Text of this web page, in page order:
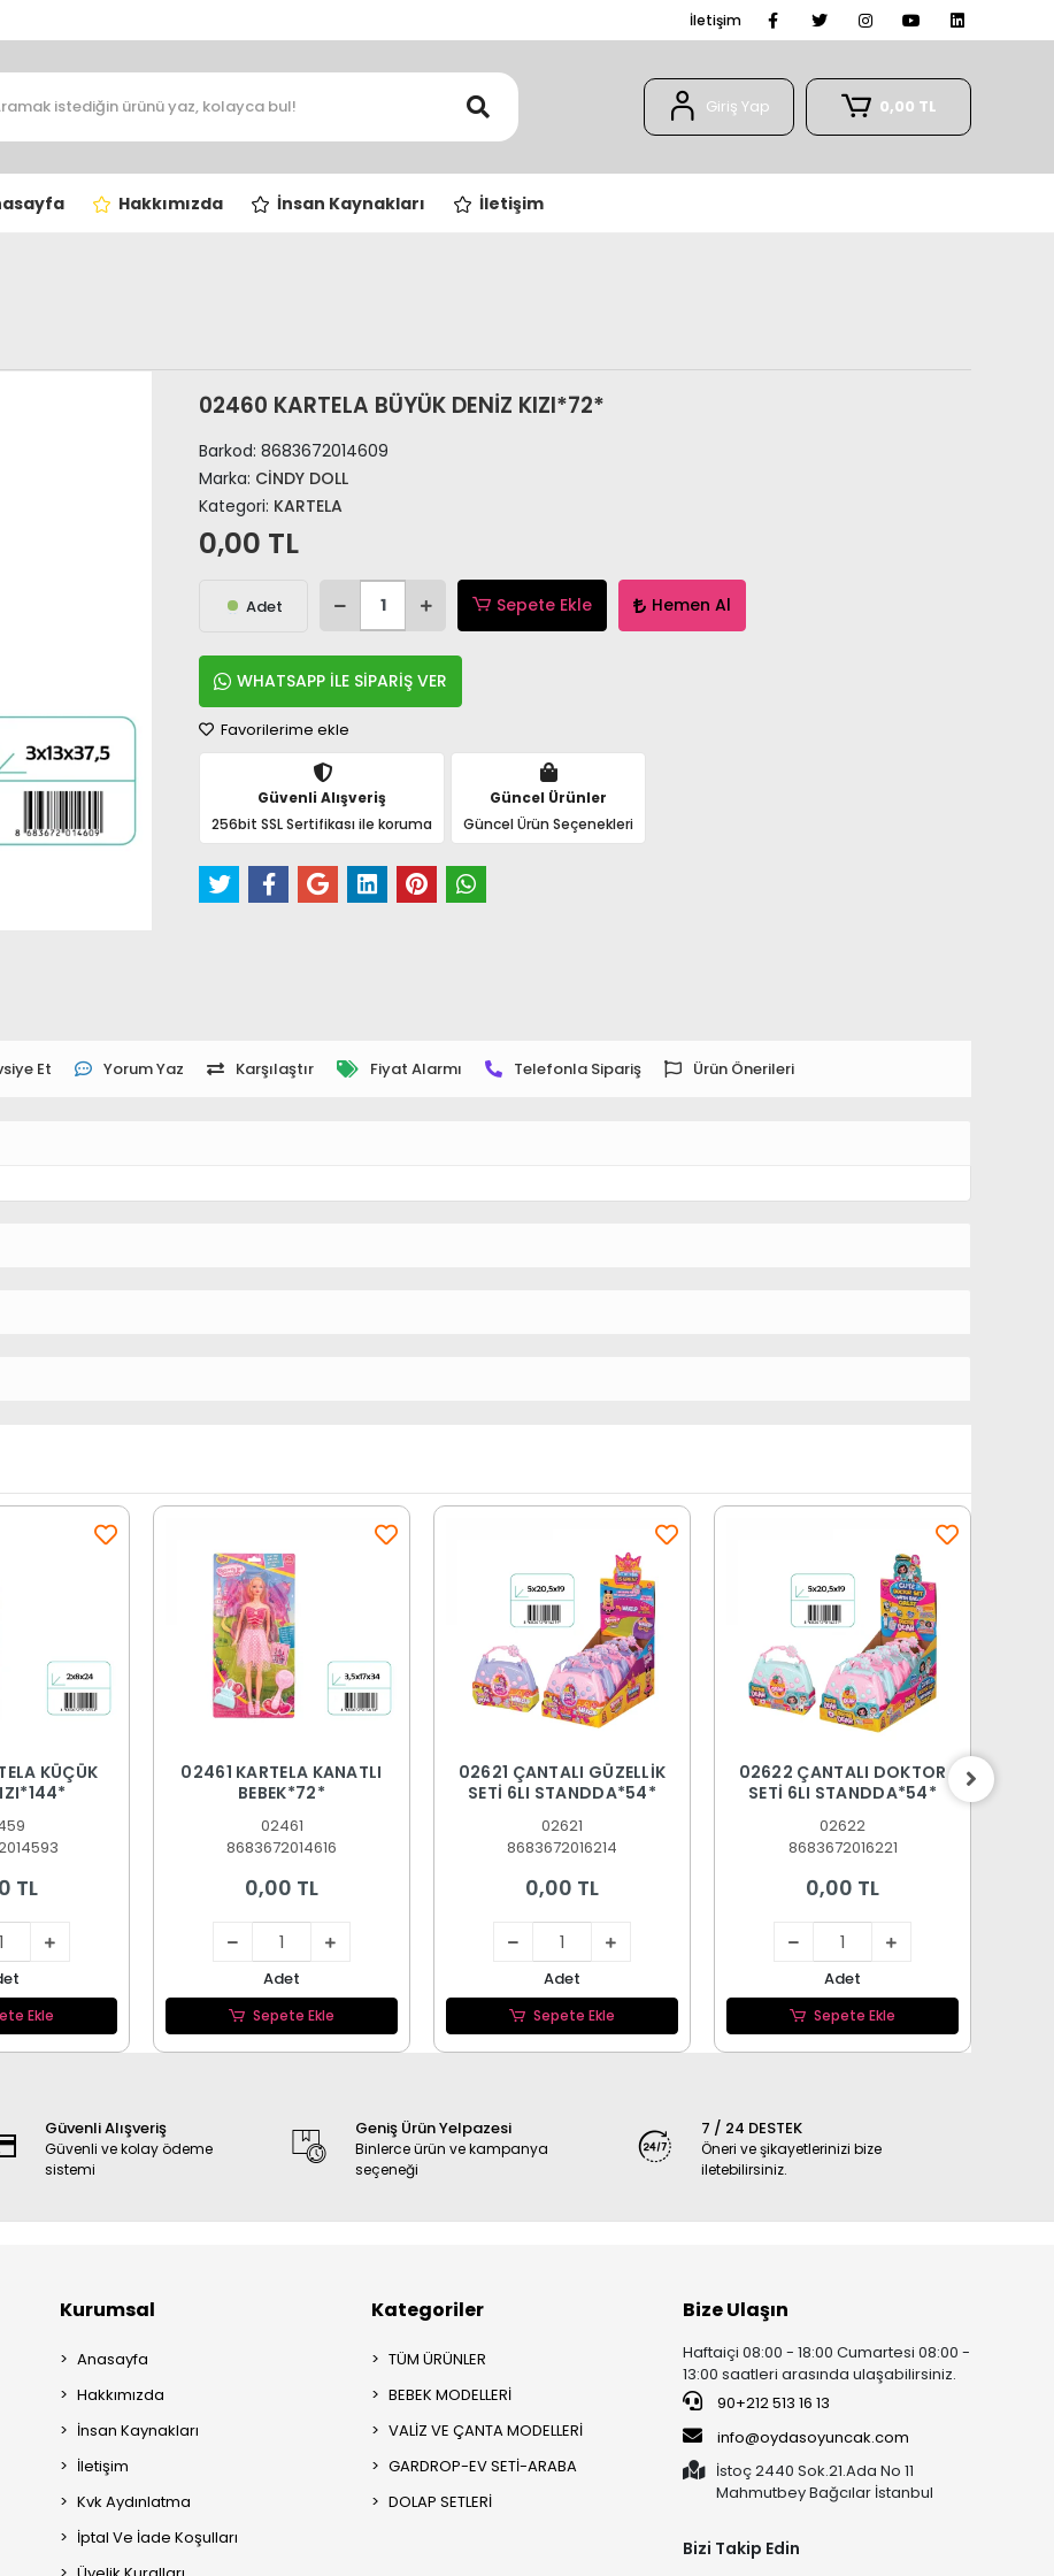
İletişim
Giriş Yap 0,00 TL
Hakkımızda İnsan Kaynakları İletişim
02460 KARTELA BÜYÜK DENİZ KIZI*72*
Barkod:8683672014609
Marka: CİNDY DOLL
Kategori: KARTELA
0,00 TL
Adet Sepete Ekle Hemen Al
WHATSAPP İLE SİPARİŞ VER
Favorilerime ekle
Güvenli Alışveriş
256bit SSL Sertifikası ile koruma
Güncel Ürünler
Güncel Ürün Seçenekleri
Et Yorum Yaz Karşılaştır Fiyat Alarmı Telefonla Sipariş Ürün Önerileri
KÜÇÜK
TL
Ekle
02461 KARTELA KANATLI
BEBEK*72*
02461
8683672014616
0,00 TL
Adet
Sepete Ekle
02621 ÇANTALI GÜZELLİK
SETİ 6LI STANDDA*54*
02621
8683672016214
0,00 TL
Adet
Sepete Ekle
02622 ÇANTALI DOKTOR
SETİ 6LI STANDDA*54*
02622
8683672016221
0,00 TL
Adet
Sepete Ekle
Güvenli Alışveriş
Güvenli ve kolay ödeme
sistemi
Geniş Ürün Yelpazesi
Binlerce ürün ve kampanya
seçeneği
7 / 24 DESTEK
Öneri ve şikayetlerinizi bize
iletebilirsiniz.
Kurumsal
Anasayfa
Hakkımızda
İnsan Kaynakları
İletişim
Kvk Aydınlatma
İptal Ve İade Koşulları
Kategoriler
TÜM ÜRÜNLER
BEBEK MODELLERİ
VALİZ VE ÇANTA MODELLERİ
GARDROP-EV SETİ-ARABA
DOLAP SETLERİ
Bize Ulaşın
Haftaiçi 08:00 - 18:00 Cumartesi 08:00 -
13:00 saatleri arasında ulaşabilirsiniz.
90+212 513 16 13
info@oydasoyuncak.com
İstoç 2440 Sok.21.Ada No 11
Mahmutbey Bağcılar İstanbul
Bizi Takip Edin